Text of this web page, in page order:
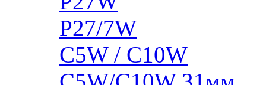
P27/7W
C5W / C10W